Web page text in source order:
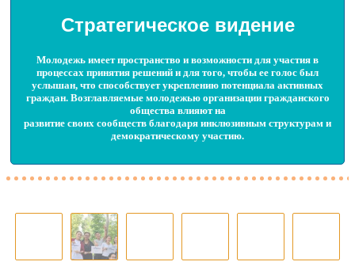
Стратегическое видение
Молодежь имеет пространство и возможности для участия в
процессах принятия решений и для того, чтобы ее голос был
услышан, что способствует укреплению потенциала активных
граждан. Возглавляемые молодежью организации гражданского
общества влияют на
развитие своих сообществ благодаря инклюзивным структурам и
демократическому участию.